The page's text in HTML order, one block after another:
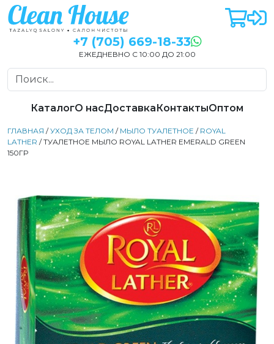
+7 (705) 669-18-33
ЕЖЕДНЕВНО С 10:00 ДО 21:00
КаталогО насДоставкаКонтактыОптом
ГЛАВНАЯ /УХОД ЗА ТЕЛОМ / МЫЛО ТУАЛЕТНОЕ / ROYAL
LATHER / ТУАЛЕТНОЕ МЫЛО ROYAL LATHER EMERALD GREEN
150ГР